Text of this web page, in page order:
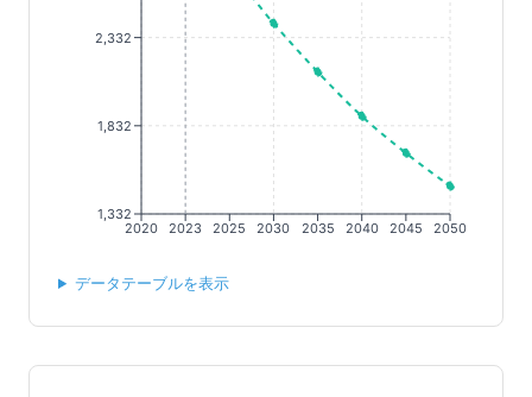
2020 2023 2025 2030 2035 2040 2045 2050
1,332
1,832
2,332
データテーブルを表示